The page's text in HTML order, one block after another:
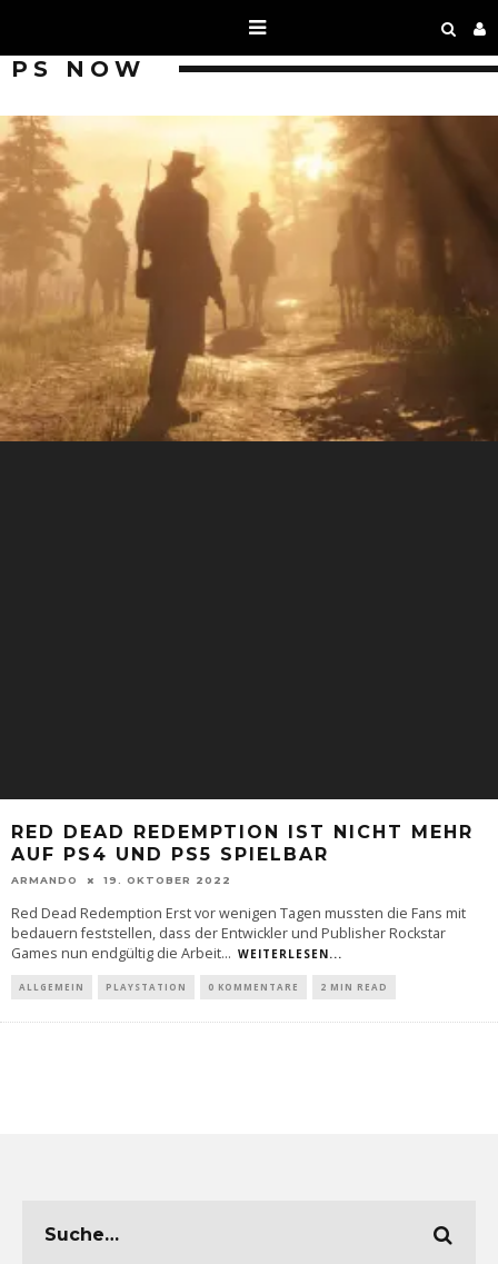
PS NOW
RED DEAD REDEMPTION IST NICHT MEHR
AUF PS4 UND PS5 SPIELBAR
ARMANDO 19. OKTOBER 2022
Red Dead Redemption Erst vor wenigen Tagen mussten die Fans mit
bedauern feststellen, dass der Entwickler und Publisher Rockstar
Games nun endgültig die Arbeit... WEITERLESEN...
ALLGEMEIN PLAYSTATION 0 KOMMENTARE 2 MIN READ